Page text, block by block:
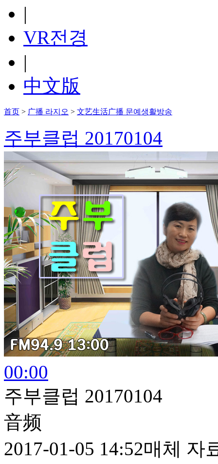
|
VR전경
|
中文版
首页 > 广播 라지오 > 文艺生活广播 문예생활방송
주부클럽 20170104
00:00
주부클럽 20170104
音频
2017-01-05 14:52매체 자